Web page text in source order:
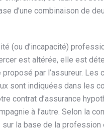
d’une combinaison de
(ou d’incapacité)
est altérée, elle est
par l’assureur. Les
sont indiquées dans les
contrat d’assurance
à l’autre. Selon la
la base de la profession